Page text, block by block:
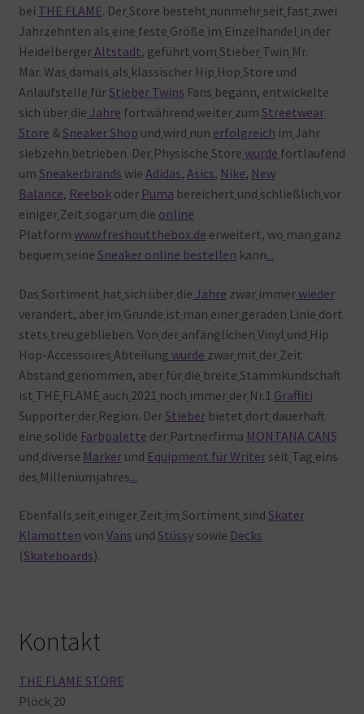
bei THE FLAME. Der Store besteht nunmehr seit fast zwei
Jahrzehnten als eine feste Größe im Einzelhandel in der
HeidelbergerAltstadt, geführt vom Stieber Twin Mr.
Mar. Was damals als klassischer Hip Hop Store und
Anlaufstelle fürStieber Twins Fans begann, entwickelte
sich über die Jahre fortwährend weiter zum Streetwear
Store &Sneaker Shop und wird nun erfolgreich im Jahr
siebzehn betrieben. Der Physische Store wurde fortlaufend
um Sneakerbrands wie Adidas, Asics, Nike, New
Balance, Reebokoder Puma bereichert und schließlich vor
einiger Zeit sogar um die online
Platform www.freshoutthebox.de erweitert, wo man ganz
bequem seine Sneaker online bestellen kann...
Das Sortiment hat sich über die Jahre zwar immerwieder
verändert, aber im Grunde ist man einer geraden Linie dort
stets treu geblieben. Von der anfänglichen Vinyl und Hip
Hop-Accessoires Abteilung wurde zwar mit der Zeit
Abstand genommen, aber für die breite Stammkundschaft
ist THE FLAME auch 2021 noch immer der Nr.1 Graffiti
Supporter der Region. DerStieberbietet dort dauerhaft
eine solide Farbpalette der Partnerfirma MONTANA CANS
und diverse Markerund Equipment für Writerseit Tag eins
des Milleniumjahres...
Ebenfalls seit einiger Zeit im Sortiment sind Skater
Klamotten von Vans und Stüssysowie Decks
(Skateboards).
Kontakt
THE FLAME STORE
Plöck 20